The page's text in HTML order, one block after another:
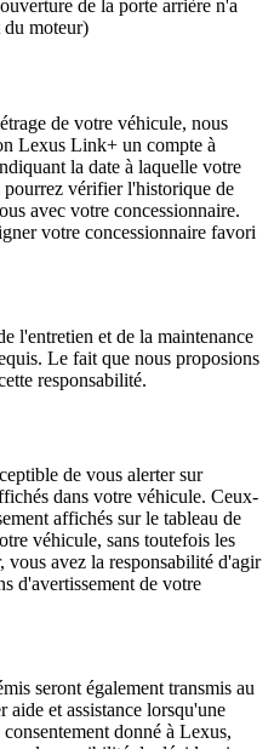
de la porte arrière n'a
du moteur)
de votre véhicule, nous
Lexus Link+ un compte à
la date à laquelle votre
vérifier l'historique de
avec votre concessionnaire.
votre concessionnaire favori
l'entretien et de la maintenance
Le fait que nous proposions
responsabilité.
de vous alerter sur
dans votre véhicule. Ceux-
affichés sur le tableau de
véhicule, sans toutefois les
vous avez la responsabilité d'agir
d'avertissement de votre
seront également transmis au
aide et assistance lorsqu'une
donné à Lexus,